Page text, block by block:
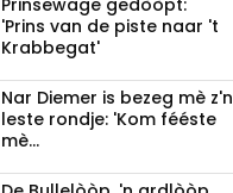
Prinsewage gedòòpt:
'Prins van de piste naar 't
Krabbegat'
Nar Diemer is bezeg mè z'n
leste rondje: 'Kom fééste
mè...